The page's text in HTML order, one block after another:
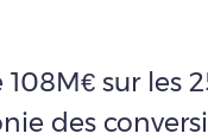
sur les
des